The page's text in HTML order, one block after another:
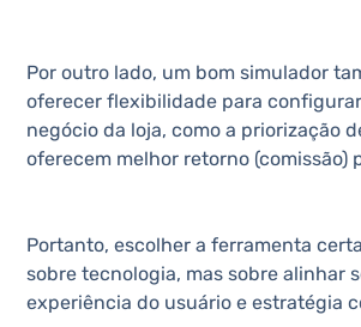
Por outro lado, um bom simulador
oferecer flexibilidade para
negócio da loja, como a priorização
oferecem melhor retorno (comissão)
Portanto, escolher a ferramenta
sobre tecnologia, mas sobre alinhar
experiência do usuário e estratégia